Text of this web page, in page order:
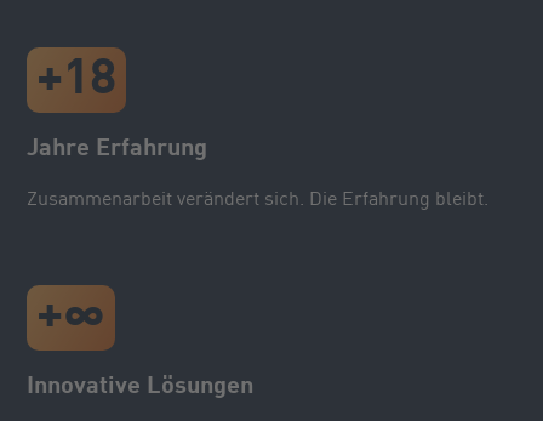
+18
Jahre Erfahrung
Zusammenarbeit verändert sich. Die Erfahrung bleibt.
+∞
Innovative Lösungen